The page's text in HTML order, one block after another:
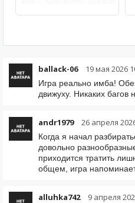
ballack-06 19 мая 2026
Игра реально имба!
движуху. Никаких багов
andr1979 26 апреля
Когда я начал
довольно
приходится тратить
общем, игра
alluhka742 9 апреля